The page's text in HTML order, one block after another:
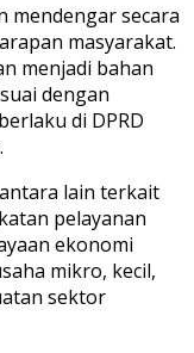
mendengar secara
masyarakat.
menjadi bahan
dengan
di DPRD
lain terkait
pelayanan
ekonomi
mikro, kecil,
sektor